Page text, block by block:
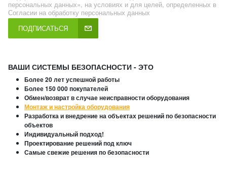
персональных данных», на условиях и для целей, определенных в
Согласии на обработку персональных данных
ПОДПИСАТЬСЯ
ВАШИ СИСТЕМЫ БЕЗОПАСНОСТИ - ЭТО
Более 20 лет успешной работы
Более 150 000 покупателей
Обмен/возврат в случае неисправности оборудования
Монтаж и настройка оборудования
Разработка и внедрение на объектах решений по безопасности
объектов
Индивидуальный подход!
Проектирование решений под ключ
Самые свежие решения по безопасности